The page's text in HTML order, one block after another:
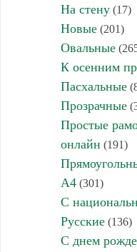
На стену(17)
Новые(201)
Овальные
К осенним
Пасхальные
Прозрачные
Простые
онлайн (191)
А4(301)
С
Русские(136)
С днем